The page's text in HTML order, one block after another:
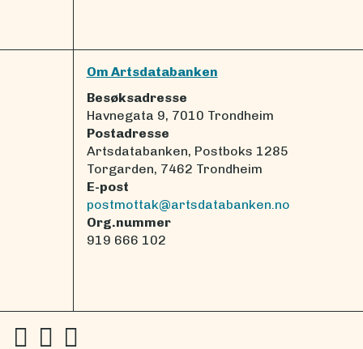
Om Artsdatabanken
Besøksadresse
Havnegata 9, 7010 Trondheim
Postadresse
Artsdatabanken, Postboks 1285
Torgarden, 7462 Trondheim
E-post
postmottak@artsdatabanken.no
Org.nummer
919 666 102